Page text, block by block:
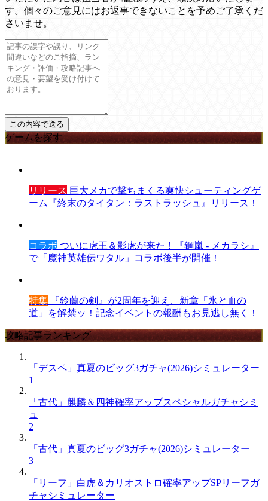
す。個々のご意見にはお返事できないことを予めご了承くだ
さいませ。
ゲームを探す
リリース 巨大メカで撃ちまくる爽快シューティングゲ
ーム『終末のタイタン：ラストラッシュ』リリース！
コラボ ついに虎王＆影虎が来た！『鋼嵐 - メカラシ』
で「魔神英雄伝ワタル」コラボ後半が開催！
特集 『鈴蘭の剣』が2周年を迎え、新章「氷と血の
道」を解禁ッ！記念イベントの報酬もお見逃し無く！
攻略記事ランキング
「デスペ」真夏のビッグ3ガチャ(2026)シミュレーター
1
「古代」麒麟＆四神確率アップスペシャルガチャシミ
ュ
2
「古代」真夏のビッグ3ガチャ(2026)シミュレーター
3
「リーフ」白虎＆カリオストロ確率アップSPリーフガ
チャシミュレーター